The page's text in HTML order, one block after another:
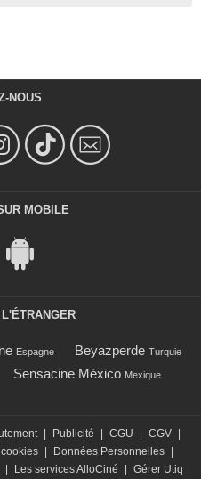
NOUS
MOBILE
Espagne Beyazperde Turquie
Sensacine México Mexique
Publicité CGU CGV
Données Personnelles
Les services AlloCiné Gérer Utiq